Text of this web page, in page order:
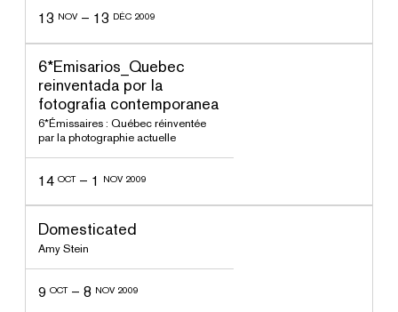
13 NOV – 13 DÉC 2009
6*Emisarios_Quebec
reinventada por la
fotografia contemporanea
6*Émissaires : Québec réinventée
par la photographie actuelle
14OCT – 1 NOV 2009
Domesticated
Amy Stein
9OCT – 8 NOV 2009